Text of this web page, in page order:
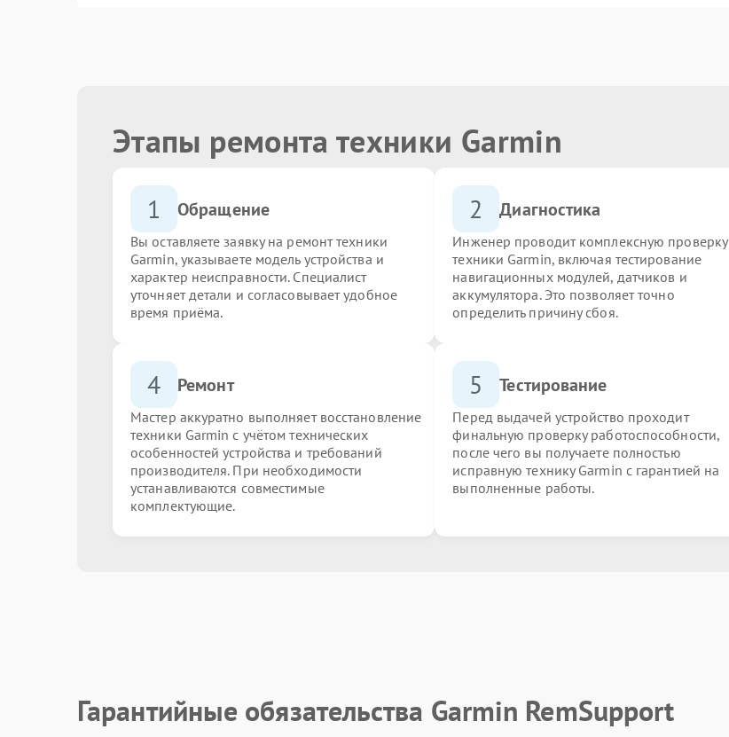
Этапы ремонта техники Garmin
1 Обращение
Вы оставляете заявку на ремонт техники
Garmin, указываете модель устройства и
характер неисправности. Специалист
уточняет детали и согласовывает удобное
время приёма.
2 Диагностика
Инженер проводит комплексную проверку
техники Garmin, включая тестирование
навигационных модулей, датчиков и
аккумулятора. Это позволяет точно
определить причину сбоя.
4 Ремонт
Мастер аккуратно выполняет восстановление
техники Garmin с учётом технических
особенностей устройства и требований
производителя. При необходимости
устанавливаются совместимые
комплектующие.
5 Тестирование
Перед выдачей устройство проходит
финальную проверку работоспособности,
после чего вы получаете полностью
исправную технику Garmin с гарантией на
выполненные работы.
Гарантийные обязательства Garmin RemSupport